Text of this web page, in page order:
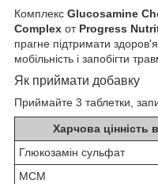
Комплекс Glucosamine
Complex от Progress
прагне підтримати
мобільність і запобігти
Як приймати добавку
Приймайте 3 таблетки,
Харчова цінність
Глюкозамін сульфат
МСМ